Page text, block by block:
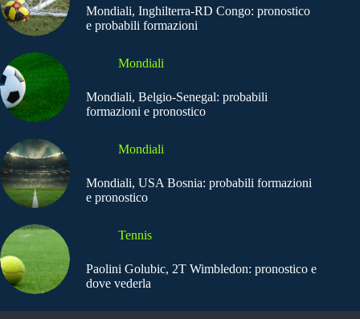
Mondiali, Inghilterra-RD Congo: pronostico
e probabili formazioni
Mondiali
Mondiali, Belgio-Senegal: probabili
formazioni e pronostico
Mondiali
Mondiali, USA Bosnia: probabili formazioni
e pronostico
Tennis
Paolini Golubic, 2T Wimbledon: pronostico e
dove vederla